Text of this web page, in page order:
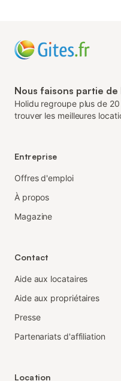
Nous faisons partie de
Holidu regroupe plus de
trouver les meilleures
Entreprise
Offres d'emploi
À propos
Magazine
Contact
Aide aux locataires
Aide aux propriétaires
Presse
Partenariats d'affiliation
Location